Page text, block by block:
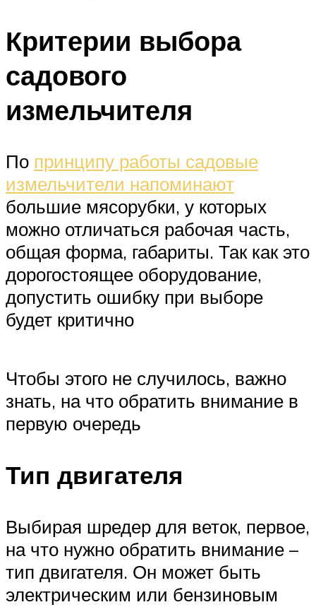
Критерии выбора
садового
измельчителя
По принципу работы садовые
измельчители напоминают
большие мясорубки, у которых
можно отличаться рабочая часть,
общая форма, габариты. Так как это
дорогостоящее оборудование,
допустить ошибку при выборе
будет критично
Чтобы этого не случилось, важно
знать, на что обратить внимание в
первую очередь
Тип двигателя
Выбирая шредер для веток, первое,
на что нужно обратить внимание –
тип двигателя. Он может быть
электрическим или бензиновым